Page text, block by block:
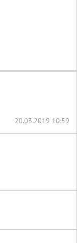
20.03.2019 10:59